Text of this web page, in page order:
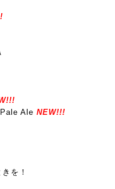
Ale NEW!!!
を！